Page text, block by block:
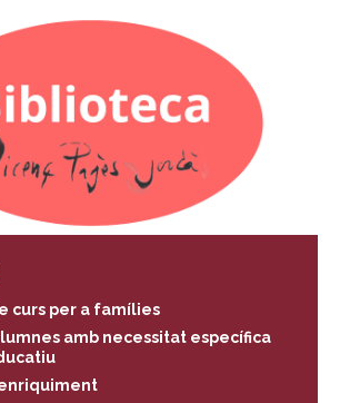
curs per a famílies
amb necessitat específica